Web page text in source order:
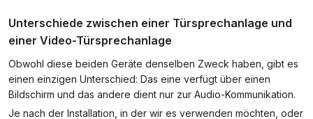
Unterschiede zwischen einer Türsprechanlage und
einer Video-Türsprechanlage
Obwohl diese beiden Geräte denselben Zweck haben, gibt es
einen einzigen Unterschied: Das eine verfügt über einen
Bildschirm und das andere dient nur zur Audio-Kommunikation.
Je nach der Installation, in der wir es verwenden möchten, oder